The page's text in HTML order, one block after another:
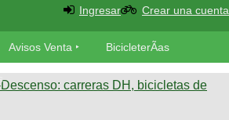
Ingresar Crear una cuenta
Avisos Venta BicicleterÃ­as
carreras DH, bicicletas de